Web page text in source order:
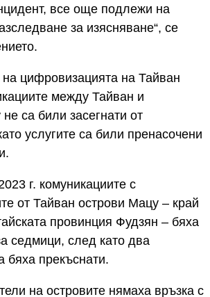
все още подлежи на
за изясняване“, се
цифровизацията на Тайван
между Тайван и
са били засегнати от
услугите са били пренасочени
г. комуникациите с
от Тайван острови Мацу – край
провинция Фудзян – бяха
седмици, след като два
бяха прекъснати.
на островите нямаха връзка с